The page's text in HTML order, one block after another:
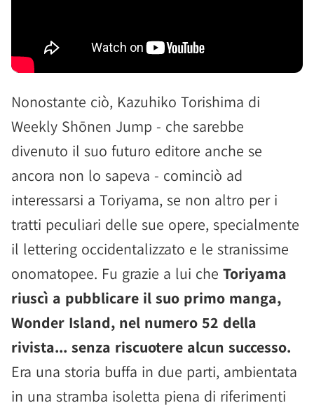
Nonostante ciò, Kazuhiko Torishima di
Weekly Shōnen Jump - che sarebbe
divenuto il suo futuro editore anche se
ancora non lo sapeva - cominciò ad
interessarsi a Toriyama, se non altro per i
tratti peculiari delle sue opere, specialmente
il lettering occidentalizzato e le stranissime
onomatopee. Fu grazie a lui che Toriyama
riuscì a pubblicare il suo primo manga,
Wonder Island, nel numero 52 della
rivista... senza riscuotere alcun successo.
Era una storia buffa in due parti, ambientata
in una stramba isoletta piena di riferimenti